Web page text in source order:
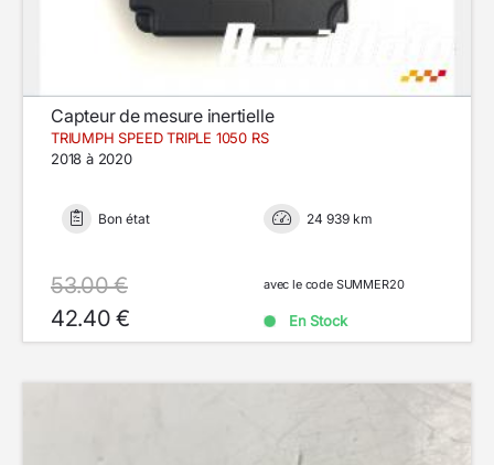
Capteur de mesure inertielle
TRIUMPH SPEED TRIPLE 1050 RS
2018 à 2020
Bon état 24 939 km
53.00 €
42.40 €
avec le code SUMMER20
En Stock